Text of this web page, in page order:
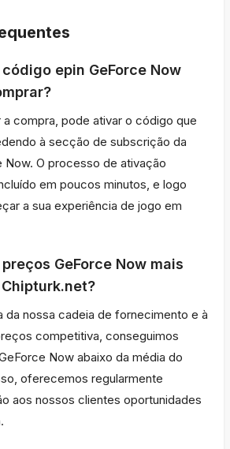
epin GeForce Now
compra, pode ativar o código que
à secção de subscrição da
Now. O processo de ativação
em poucos minutos, e logo
a sua experiência de jogo em
GeForce Now mais
da nossa cadeia de fornecimento e à
competitiva, conseguimos
Now abaixo da média do
oferecemos regularmente
aos nossos clientes oportunidades